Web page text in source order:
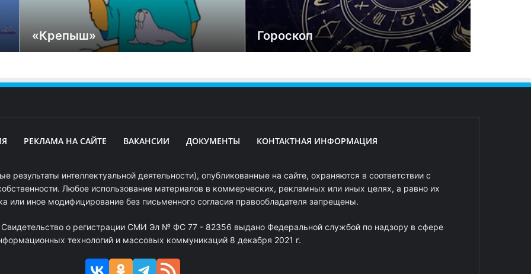
«Крепыш» Гороскоп
РЕКЛАМА НА САЙТЕ ВАКАНСИИ ДОКУМЕНТЫ КОНТАКТНАЯ ИНФОРМАЦИЯ
результаты интеллектуальной деятельности), опубликованные на сайте, охраняются в соответствии с
Любое использование материалов в коммерческих, рекламных или иных целях, а равно их
или иное модифицирование без письменного согласия правообладателя запрещены.
Свидетельство о регистрации СМИ Эл № ФС 77 - 82356 выдано Федеральной службой по надзору в сфере
технологий и массовых коммуникаций 8 декабря 2021 г.